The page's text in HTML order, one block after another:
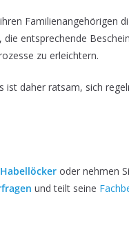
Familienangehörigen
entsprechende
zu erleichtern.
ist daher ratsam, sich
oder nehmen
und teilt seine